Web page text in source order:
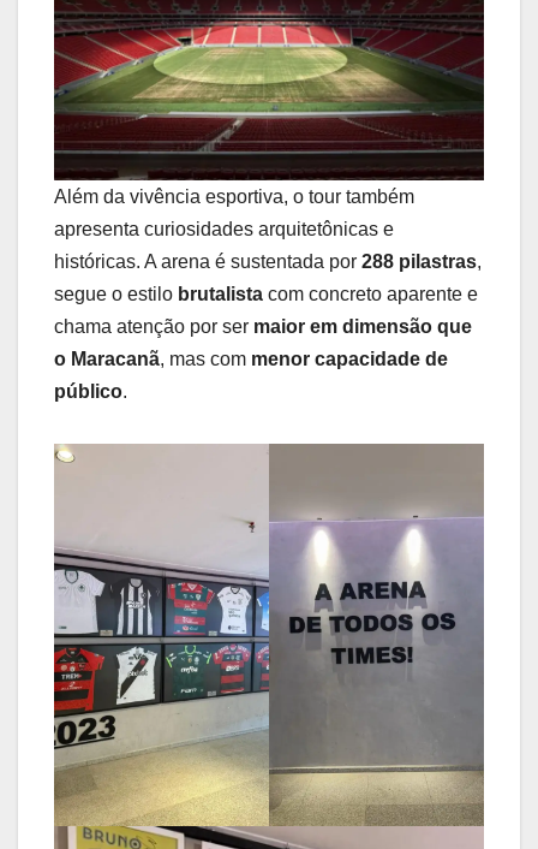
Além da vivência esportiva, o tour também
apresenta curiosidades arquitetônicas e
históricas. A arena é sustentada por 288 pilastras,
segue o estilo brutalista com concreto aparente e
chama atenção por ser maior em dimensão que
o Maracanã, mas com menor capacidade de
público.